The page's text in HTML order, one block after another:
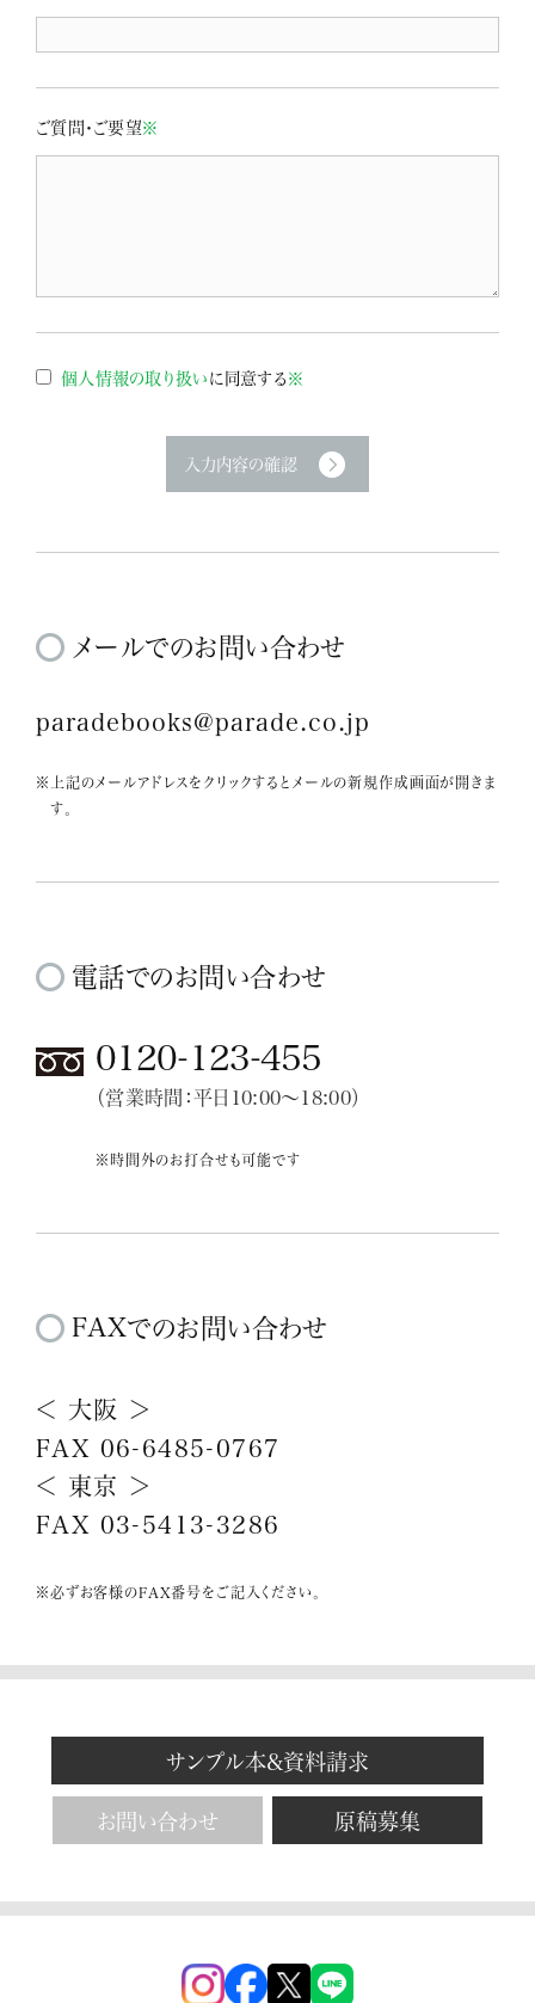
ご質問・ご要望※
個人情報の取り扱いに同意する※
メールでのお問い合わせ
paradebooks@parade.co.jp
※上記のメールアドレスをクリックするとメールの新規作成画面が開きま
す。
電話でのお問い合わせ
0120-123-455
（営業時間：平日10:00～18:00）
※時間外のお打合せも可能です
FAXでのお問い合わせ
＜ 大阪 ＞
FAX 06-6485-0767
＜ 東京 ＞
FAX 03-5413-3286
※必ずお客様のFAX番号をご記入ください。
サンプル本&資料請求
お問い合わせ 原稿募集